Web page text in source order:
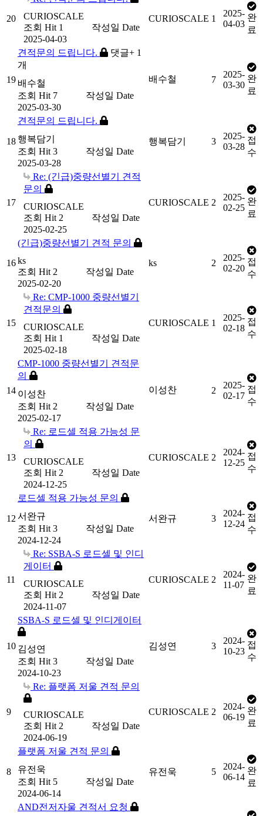
20
CURIOSCALE
조회 Hit 1 작성일 Date
2025-04-03
CURIOSCALE 1
2025-
04-03
완
료
19
견적문의 드립니다. 댓글+ 1
개
배수철
조회 Hit 7 작성일 Date
2025-03-30
배수철 7
2025-
03-30
완
료
18
견적문의 드립니다.
행복담기
조회 Hit 3 작성일 Date
2025-03-28
행복담기 3
2025-
03-28
접
수
17
Re: (긴급)중량선별기 견적
문의
CURIOSCALE
조회 Hit 2 작성일 Date
2025-02-25
CURIOSCALE 2
2025-
02-25
완
료
16
(긴급)중량선별기 견적 문의
ks
조회 Hit 2 작성일 Date
2025-02-20
ks 2
2025-
02-20
접
수
15
Re: CMP-1000 중량선별기
견적문의
CURIOSCALE
조회 Hit 1 작성일 Date
2025-02-18
CURIOSCALE 1
2025-
02-18
접
수
14
CMP-1000 중량선별기 견적문
의
이성찬
조회 Hit 2 작성일 Date
2025-02-17
이성찬 2
2025-
02-17
접
수
13
Re: 로드셀 적용 가능성 문
의
CURIOSCALE
조회 Hit 2 작성일 Date
2024-12-25
CURIOSCALE 2
2024-
12-25
접
수
12
로드셀 적용 가능성 문의
서완규
조회 Hit 3 작성일 Date
2024-12-24
서완규 3
2024-
12-24
접
수
11
Re: SSBA-S 로드셀 및 인디
게이터
CURIOSCALE
조회 Hit 2 작성일 Date
2024-11-07
CURIOSCALE 2
2024-
11-07
완
료
10
SSBA-S 로드셀 및 인디게이터
김성연
조회 Hit 3 작성일 Date
2024-10-23
김성연 3
2024-
10-23
접
수
9
Re: 플랫폼 저울 견적 문의
CURIOSCALE
조회 Hit 2 작성일 Date
2024-06-19
CURIOSCALE 2
2024-
06-19
완
료
8
플랫폼 저울 견적 문의
유전욱
조회 Hit 5 작성일 Date
2024-06-14
유전욱 5
2024-
06-14
완
료
AND전저자울 견적서 요청